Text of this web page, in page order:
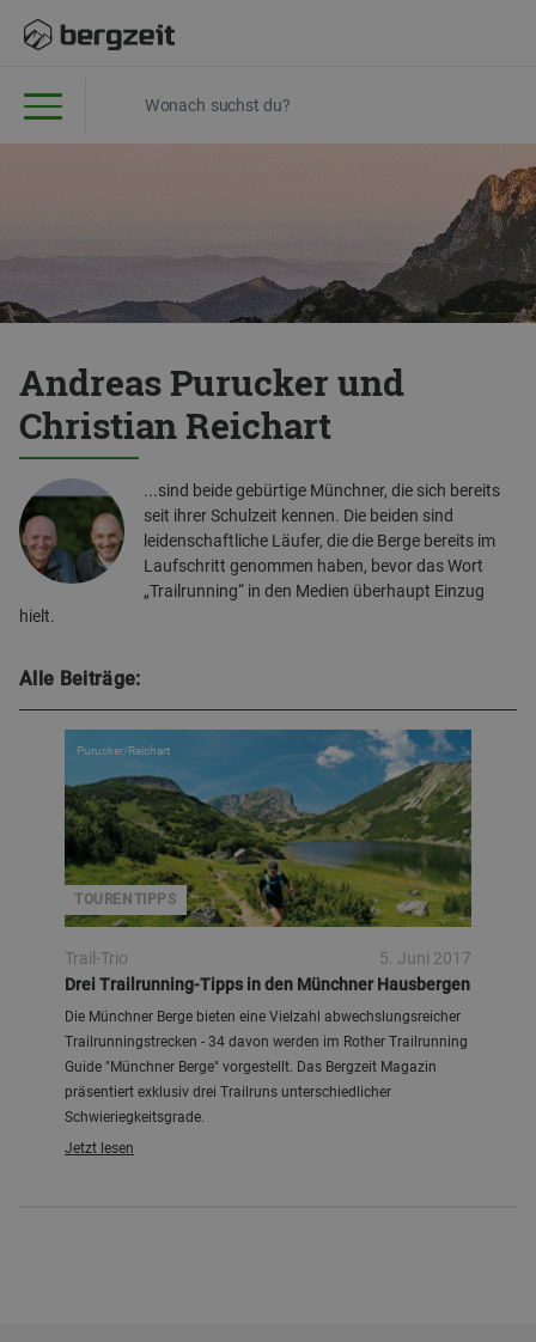
Andreas Purucker und
Christian Reichart
...sind beide gebürtige Münchner, die sich bereits
seit ihrer Schulzeit kennen. Die beiden sind
leidenschaftliche Läufer, die die Berge bereits im
Laufschritt genommen haben, bevor das Wort
„Trailrunning“ in den Medien überhaupt Einzug
hielt.
Alle Beiträge:
TOURENTIPPS
Purucker/Reichart
Trail-Trio
5. Juni 2017
Drei Trailrunning-Tipps in den Münchner Hausbergen
Die Münchner Berge bieten eine Vielzahl abwechslungsreicher
Trailrunningstrecken - 34 davon werden im Rother Trailrunning
Guide "Münchner Berge" vorgestellt. Das Bergzeit Magazin
präsentiert exklusiv drei Trailruns unterschiedlicher
Schwieriegkeitsgrade.
Jetzt lesen